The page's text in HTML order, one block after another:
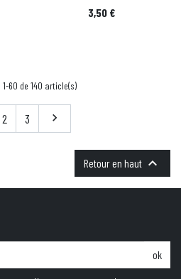
Prix
3,50 €
1-60 de 140 article(s)
2 3 Suivant

Retour en haut 
ok